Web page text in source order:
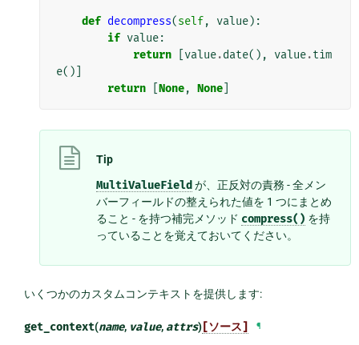
def decompress(self, value):
if value:
return
value.date(), value.tim
e()]
return
[None, None
Tip
MultiValueField が、正反対の責務 - 全メン
バーフィールドの整えられた値を 1 つにまとめ
ること - を持つ補完メソッド compress() を持
っていることを覚えておいてください。
いくつかのカスタムコンテキストを提供します:
get_context(name, value, attrs)[ソース] ¶